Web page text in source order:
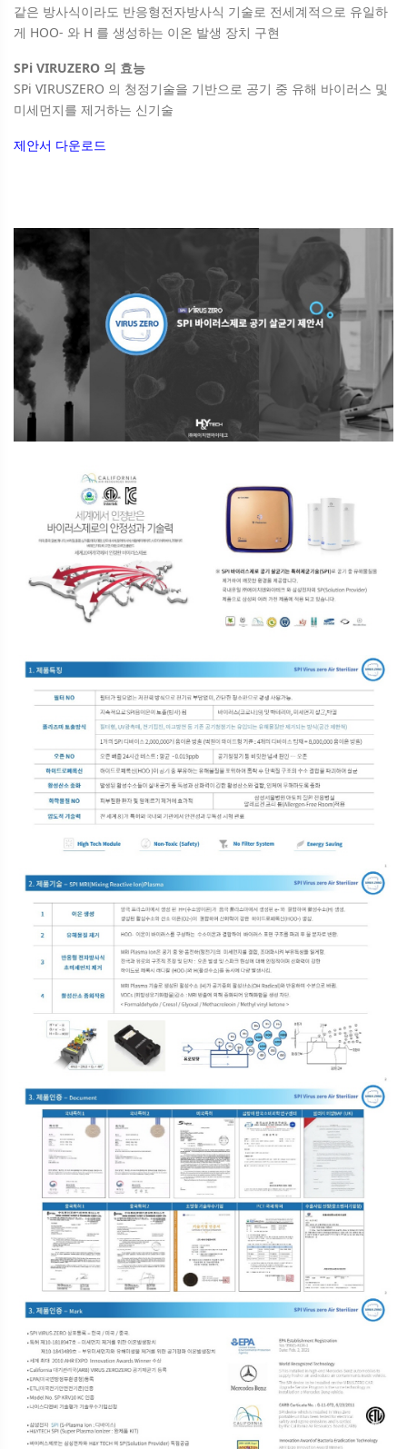
같은 방사식이라도 반응형전자방사식 기술로 전세계적으로 유일하
게 HOO- 와 H 를 생성하는 이온 발생 장치 구현
SPi VIRUZERO 의 효능
SPi VIRUSZERO 의 청정기술을 기반으로 공기 중 유해 바이러스 및
미세먼지를 제거하는 신기술
제안서 다운로드